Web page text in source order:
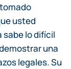
usted
sabe lo difícil
una
legales. Su